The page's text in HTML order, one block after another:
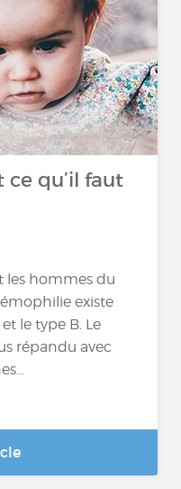
ce qu’il faut
hommes du
existe
le type B. Le
répandu avec